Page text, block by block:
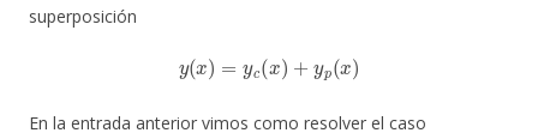
superposición
y(x yc (x)+ y p( x)
En la entrada anterior vimos como resolver el caso